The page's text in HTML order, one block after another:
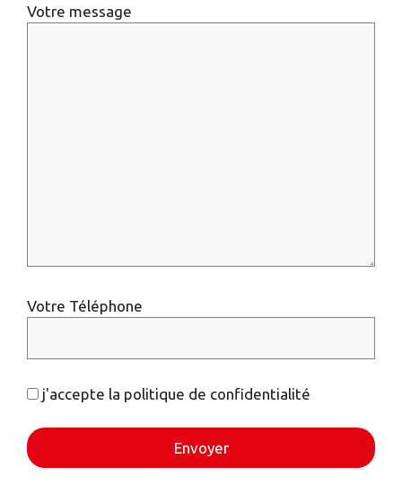
Votre message
Votre Téléphone
j'accepte la politique de confidentialité